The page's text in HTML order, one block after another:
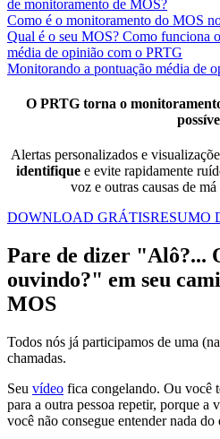
de monitoramento de MOS?
Como é o monitoramento do MOS
Qual é o seu MOS? Como funciona
média de opinião com o PRTG
Monitorando a pontuação média de
O PRTG torna o
Alertas personalizados e
identifique e evite rapidamente
voz e outras causas de
DOWNLOAD GRÁTISRESUMO
Pare de dizer "Alô?...
ouvindo?" em seu
MOS
Todos nós já participamos de uma
chamadas.
Seu vídeo fica congelando. Ou você
para a outra pessoa repetir, porque a
você não consegue entender nada do